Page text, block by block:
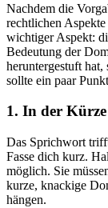
Nachdem die
rechtlichen
wichtiger Aspekt:
Bedeutung der
heruntergestuft
sollte ein paar
1. In der
Das Sprichwort
Fasse dich kurz.
möglich. Sie
kurze, knackige
hängen.